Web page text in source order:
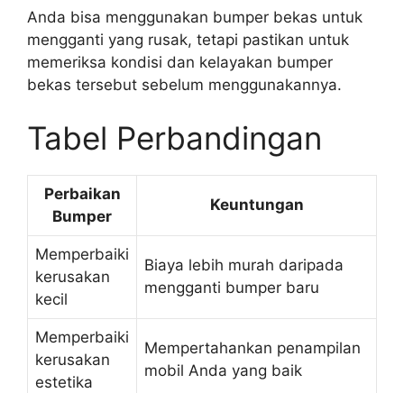
Anda bisa menggunakan bumper bekas untuk
mengganti yang rusak, tetapi pastikan untuk
memeriksa kondisi dan kelayakan bumper
bekas tersebut sebelum menggunakannya.
Tabel Perbandingan
Perbaikan
Bumper
Keuntungan
Memperbaiki
kerusakan
kecil
Biaya lebih murah daripada
mengganti bumper baru
Memperbaiki
kerusakan
estetika
Mempertahankan penampilan
mobil Anda yang baik